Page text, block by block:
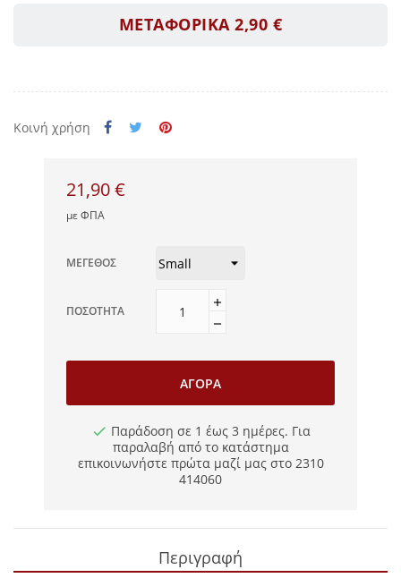
ΜΕΤΑΦΟΡΙΚΑ 2,90 €
Κοινή χρήση
21,90 €
με ΦΠΑ
ΜΈΓΕΘΟΣ
ΠΟΣΌΤΗΤΑ
ΑΓΟΡΆ
Παράδοση σε 1 έως 3 ημέρες. Για
παραλαβή από το κατάστημα
επικοινωνήστε πρώτα μαζί μας στο 2310
414060
Περιγραφή